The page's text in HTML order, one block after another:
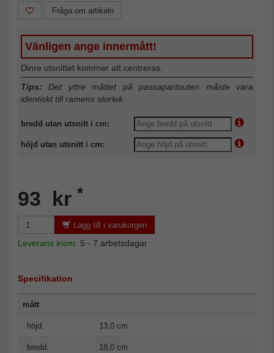
Fråga om artikeln
Vänligen ange innermått!
Dinre utsnittet kommer att centreras.
Tips: Det yttre måttet på passapartouten måste vara
identiskt till ramens storlek.
bredd utan utsnitt i cm:
höjd utan utsnitt i cm:
93 kr *
Lägg till i varukorgen
Leverans inom: 5 - 7 arbetsdagar
Specifikation
mått
höjd: 13,0 cm
bredd: 18,0 cm